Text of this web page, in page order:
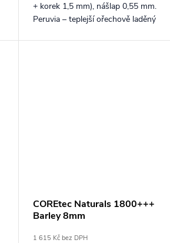
+ korek 1,5 mm), nášlap 0,55 mm.
Peruvia – teplejší ořechově laděný
COREtec Naturals 1800+++
Barley 8mm
1 615 Kč bez DPH